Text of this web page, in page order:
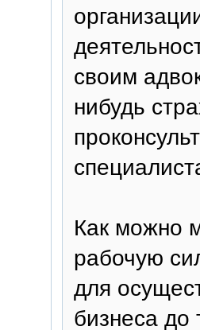
своим
нибудь
Как можно
рабочую
для
бизнеса до